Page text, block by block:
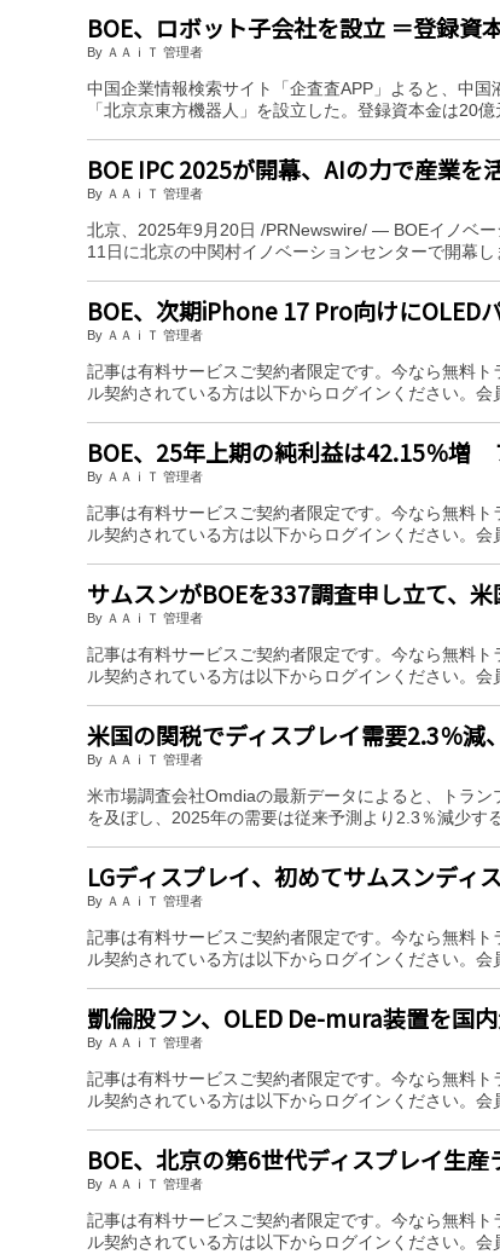
BOE、ロボット子会社を設立 ＝登録資
By ＡＡｉＴ 管理者
中国企業情報検索サイト「企査査APP」よると、中
「北京京東方機器人」を設立した。登録資本金は20
BOE IPC 2025が開幕、AIの力で産業を
By ＡＡｉＴ 管理者
北京、2025年9月20日 /PRNewswire/ — BOEイノベ
11日に北京の中関村イノベーションセンターで開幕し
BOE、次期iPhone 17 Pro向けにOLED
By ＡＡｉＴ 管理者
記事は有料サービスご契約者限定です。今なら無料
ル契約されている方は以下からログインください。会
BOE、25年上期の純利益は42.15％増
By ＡＡｉＴ 管理者
記事は有料サービスご契約者限定です。今なら無料
ル契約されている方は以下からログインください。会
サムスンがBOEを337調査申し立て、
By ＡＡｉＴ 管理者
記事は有料サービスご契約者限定です。今なら無料
ル契約されている方は以下からログインください。会
米国の関税でディスプレイ需要2.3％減
By ＡＡｉＴ 管理者
米市場調査会社Omdiaの最新データによると、トラ
を及ぼし、2025年の需要は従来予測より2.3％減少
LGディスプレイ、初めてサムスンディ
By ＡＡｉＴ 管理者
記事は有料サービスご契約者限定です。今なら無料
ル契約されている方は以下からログインください。会
凱倫股フン、OLED De-mura装置を国
By ＡＡｉＴ 管理者
記事は有料サービスご契約者限定です。今なら無料
ル契約されている方は以下からログインください。会
BOE、北京の第6世代ディスプレイ生
By ＡＡｉＴ 管理者
記事は有料サービスご契約者限定です。今なら無料
ル契約されている方は以下からログインください。会